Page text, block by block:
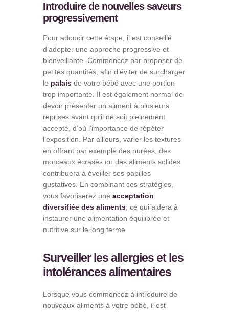
Introduire de nouvelles saveurs
progressivement
Pour adoucir cette étape, il est conseillé
d’adopter une approche progressive et
bienveillante. Commencez par proposer de
petites quantités, afin d’éviter de surcharger
le palais de votre bébé avec une portion
trop importante. Il est également normal de
devoir présenter un aliment à plusieurs
reprises avant qu’il ne soit pleinement
accepté, d’où l’importance de répéter
l’exposition. Par ailleurs, varier les textures
en offrant par exemple des purées, des
morceaux écrasés ou des aliments solides
contribuera à éveiller ses papilles
gustatives. En combinant ces stratégies,
vous favoriserez une acceptation
diversifiée des aliments, ce qui aidera à
instaurer une alimentation équilibrée et
nutritive sur le long terme.
Surveiller les allergies et les
intolérances alimentaires
Lorsque vous commencez à introduire de
nouveaux aliments à votre bébé, il est